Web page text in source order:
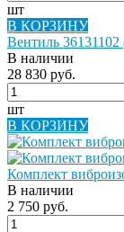
шт
В КОРЗИНУ
Вентиль 36131102
В наличии
28 830 руб.
шт
В КОРЗИНУ
Комплект
В наличии
2 750 руб.